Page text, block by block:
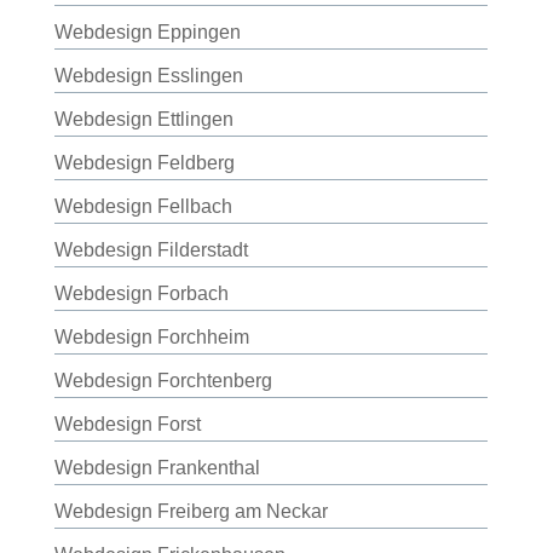
Webdesign Eppingen
Webdesign Esslingen
Webdesign Ettlingen
Webdesign Feldberg
Webdesign Fellbach
Webdesign Filderstadt
Webdesign Forbach
Webdesign Forchheim
Webdesign Forchtenberg
Webdesign Forst
Webdesign Frankenthal
Webdesign Freiberg am Neckar